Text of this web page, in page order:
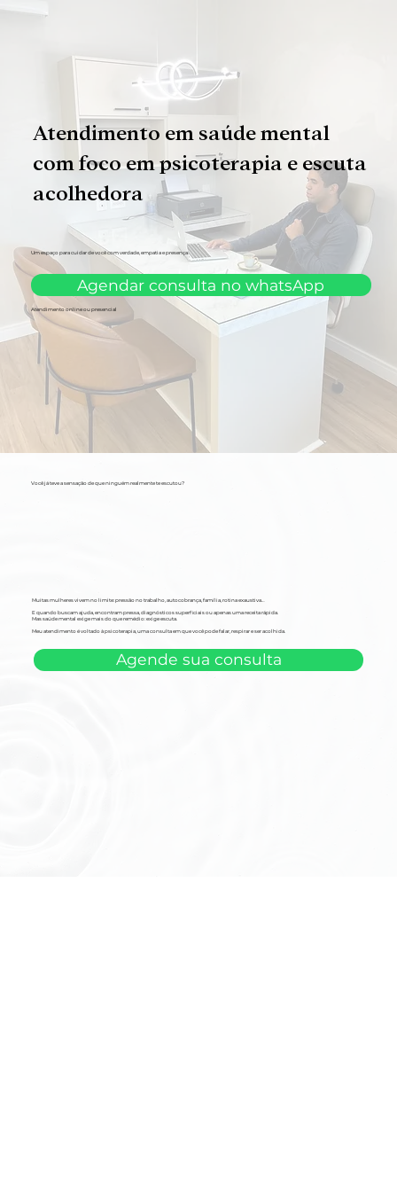
Atendimento em saúde mental
com foco em psicoterapia e escuta
acolhedora
Um espaço para cuidar de você com verdade, empatia e presença.
Agendar consulta no whatsApp
Atendimento online ou presencial
Você já teve a sensação de que ninguém realmente te escutou?
Muitas mulheres vivem no limite: pressão no trabalho, autocobrança, família, rotina exaustiva…
E quando buscam ajuda, encontram pressa, diagnósticos superficiais ou apenas uma receita rápida.
Mas saúde mental exige mais do que remédio: exige escuta.
Meu atendimento é voltado à psicoterapia, uma consulta em que você pode falar, respirar e ser acolhida.
Agende sua consulta